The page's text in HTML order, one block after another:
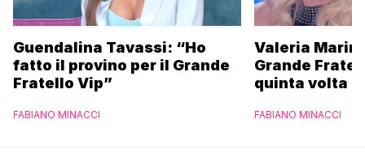
Guendalina Tavassi: “Ho
fatto il provino per il Grande
Fratello Vip”
FABIANO MINACCI
Valeria
Grande
quinta volta
FABIANO MINACCI